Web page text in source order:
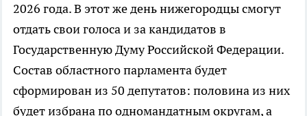
2026 года. В этот же день нижегородцы смогут
отдать свои голоса и за кандидатов в
Государственную Думу Российской Федерации.
Состав областного парламента будет
сформирован из 50 депутатов: половина из них
будет избрана по одномандатным округам, а